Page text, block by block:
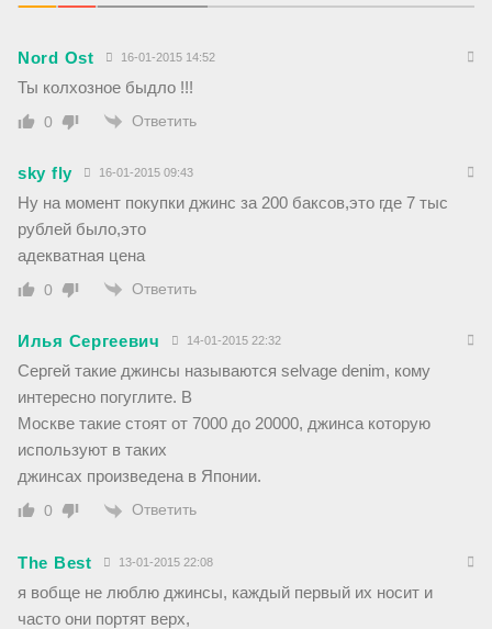
Nord Ost 16-01-2015 14:52
Ты колхозное быдло !!!
0 Ответить
sky fly 16-01-2015 09:43
Ну на момент покупки джинс за 200 баксов,это где 7 тыс
рублей было,это
адекватная цена
0 Ответить
Илья Сергеевич 14-01-2015 22:32
Сергей такие джинсы называются selvage denim, кому
интересно погуглите. В
Москве такие стоят от 7000 до 20000, джинса которую
используют в таких
джинсах произведена в Японии.
0 Ответить
The Best 13-01-2015 22:08
я вобще не люблю джинсы, каждый первый их носит и
часто они портят верх,